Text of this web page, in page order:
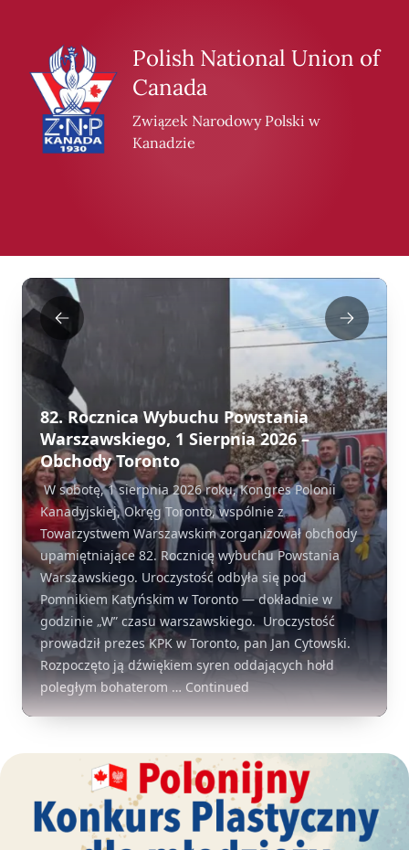
Polish National Union of
Canada
Związek Narodowy Polski w
Kanadzie
82. Rocznica Wybuchu Powstania
Warszawskiego, 1 Sierpnia 2026 –
Obchody Toronto
W sobotę, 1 sierpnia 2026 roku, Kongres Polonii
Kanadyjskiej, Okręg Toronto, wspólnie z
Towarzystwem Warszawskim zorganizował obchody
upamiętniające 82. Rocznicę wybuchu Powstania
Warszawskiego. Uroczystość odbyła się pod
Pomnikiem Katyńskim w Toronto — dokładnie w
godzinie „W” czasu warszawskiego. Uroczystość
prowadził prezes KPK w Toronto, pan Jan Cytowski.
Rozpoczęto ją dźwiękiem syren oddających hołd
poległym bohaterom …Continued